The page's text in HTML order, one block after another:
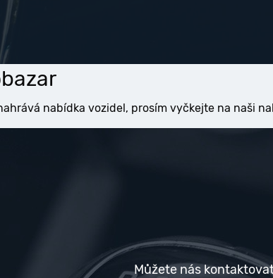
nabídka vozidel, prosím vyčkejte na naši
Můžete nás